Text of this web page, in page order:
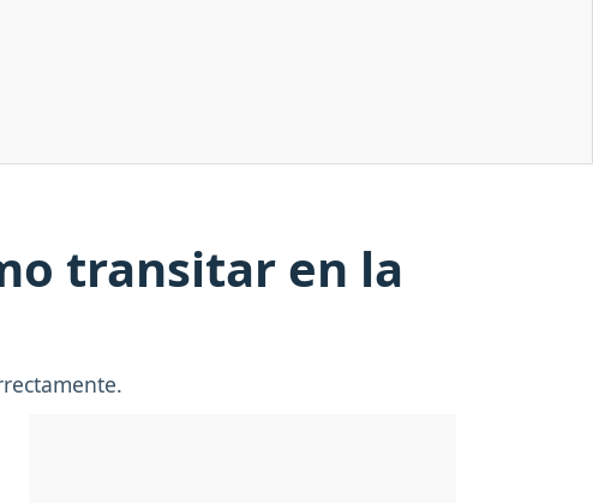
transitar en la